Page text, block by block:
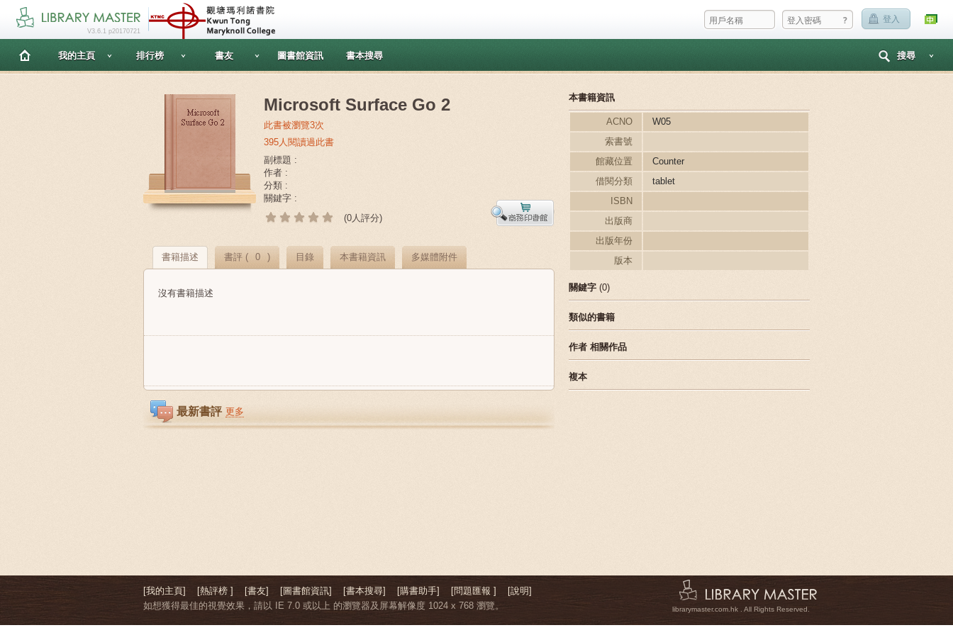
? 登入
V3.6.1 p20170721
我的主頁 排行榜 書友 圖書館資訊 書本搜尋 搜尋
Microsoft Surface Go 2
此書被瀏覽3次
395人閱讀過此書
副標題 :
作者 :
分類 :
關鍵字 :
(0人評分)
書籍描述 書評 ( 0 ) 目錄 本書籍資訊 多媒體附件
沒有書籍描述
最新書評 更多
本書籍資訊
ACNO
W05
索書號
館藏位置
Counter
借閱分類
tablet
ISBN
出版商
出版年份
版本
關鍵字 (0)
類似的書籍
作者 相關作品
複本
[我的主頁] [熱評榜 ] [書友] [圖書館資訊] [書本搜尋] [購書助手] [問題匯報 ]
[說明]
如想獲得最佳的視覺效果，請以 IE 7.0 或以上 的瀏覽器及屏幕解像度 1024 x 768 瀏覽。
librarymaster.com.hk . All Rights Reserved.